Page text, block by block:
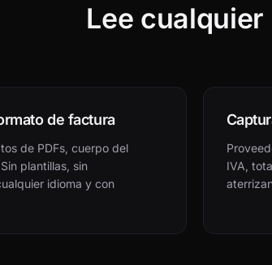
Lee
de factura
de PDFs, cuerpo del
plantillas, sin
idioma y con
IVA,